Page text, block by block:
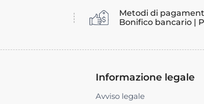
Metodi di
Bonifico bancario |
Informazione legale
Avviso legale